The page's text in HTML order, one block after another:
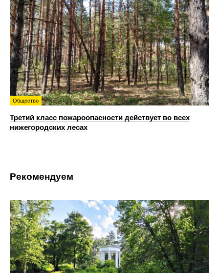
Общество
Третий класс пожароопасности действует во всех
нижегородских лесах
Рекомендуем